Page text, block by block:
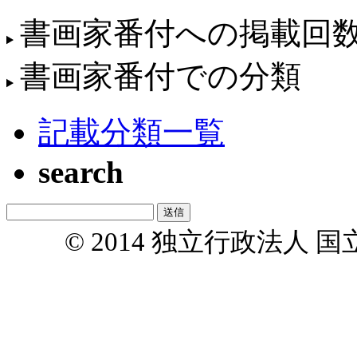
書画家番付への掲載回
書画家番付での分類
記載分類一覧
search
© 2014 独立行政法人 国